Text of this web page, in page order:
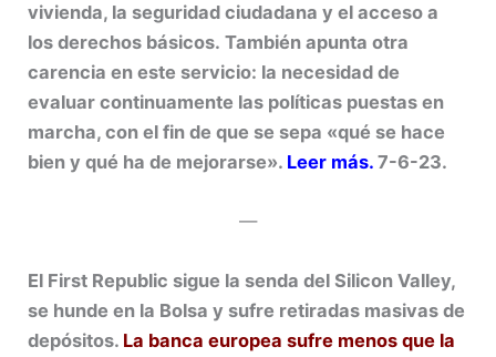
vivienda, la seguridad ciudadana y el acceso a
los derechos básicos. También apunta otra
carencia en este servicio: la necesidad de
evaluar continuamente las políticas puestas en
marcha, con el fin de que se sepa «qué se hace
bien y qué ha de mejorarse». Leer más. 7-6-23.
—
El First Republic sigue la senda del Silicon Valley,
se hunde en la Bolsa y sufre retiradas masivas de
depósitos. La banca europea sufre menos que la